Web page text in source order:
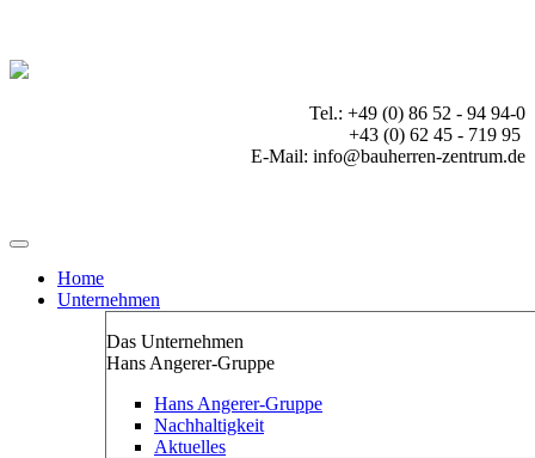
Tel.: +49 (0) 86 52 - 94 94-0
+43 (0) 62 45 - 719 95
E-Mail: info@bauherren-zentrum.de
Home
Unternehmen
Das Unternehmen
Hans Angerer-Gruppe
Hans Angerer-Gruppe
Nachhaltigkeit
Aktuelles